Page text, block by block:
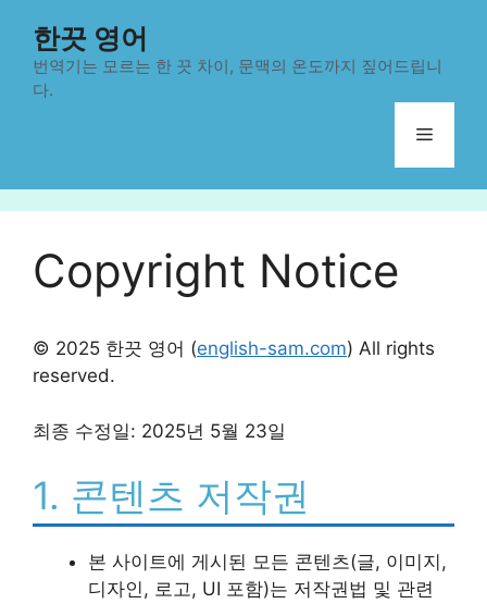
한끗 영어
번역기는 모르는 한 끗 차이, 문맥의 온도까지 짚어드립니
다.
메
Copyright Notice
© 2025 한끗 영어 (english-sam.com) All rights
reserved.
최종 수정일: 2025년 5월 23일
1. 콘텐츠 저작권
본 사이트에 게시된 모든 콘텐츠(글, 이미지,
디자인, 로고, UI 포함)는 저작권법 및 관련